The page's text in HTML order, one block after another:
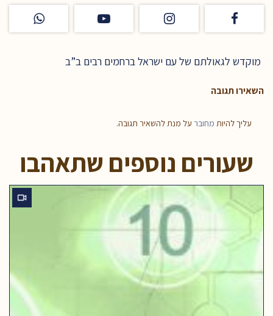
מוקדש לגאולתם של עם ישראל ברחמים רבים ב”ב
השאירו תגובה
עליך להיות מחובר על מנת להשאיר תגובה.
שעורים נוספים שתאהבו